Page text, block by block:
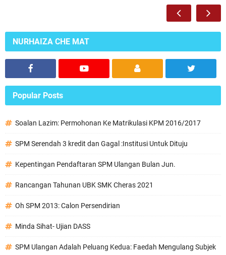
NURHAIZA CHE MAT
Popular Posts
Soalan Lazim: Permohonan Ke Matrikulasi KPM 2016/2017
SPM Serendah 3 kredit dan Gagal :Institusi Untuk Dituju
Kepentingan Pendaftaran SPM Ulangan Bulan Jun.
Rancangan Tahunan UBK SMK Cheras 2021
Oh SPM 2013: Calon Persendirian
Minda Sihat- Ujian DASS
SPM Ulangan Adalah Peluang Kedua: Faedah Mengulang Subjek